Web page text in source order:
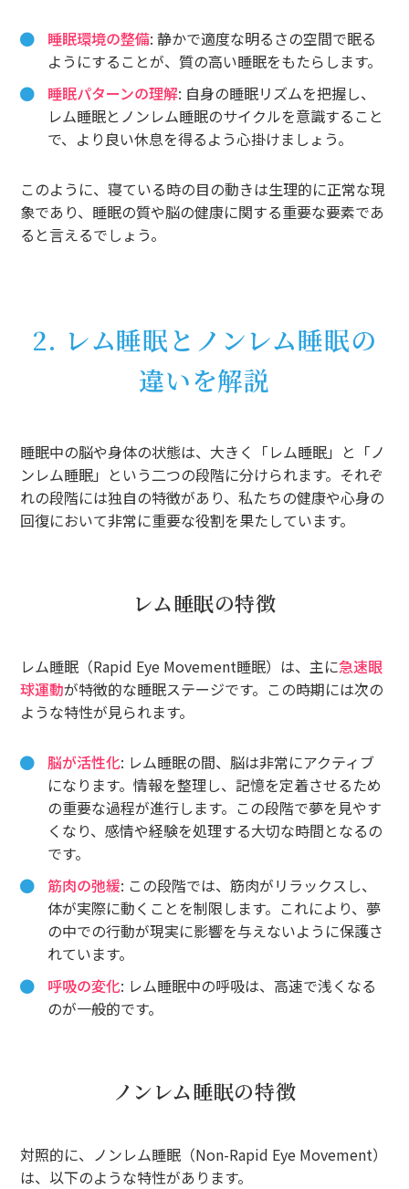
睡眠環境の整備: 静かで適度な明るさの空間で眠る
ようにすることが、質の高い睡眠をもたらします。
睡眠パターンの理解: 自身の睡眠リズムを把握し、
レム睡眠とノンレム睡眠のサイクルを意識すること
で、より良い休息を得るよう心掛けましょう。
このように、寝ている時の目の動きは生理的に正常な現
象であり、睡眠の質や脳の健康に関する重要な要素であ
ると言えるでしょう。
2. レム睡眠とノンレム睡眠の
違いを解説
睡眠中の脳や身体の状態は、大きく「レム睡眠」と「ノ
ンレム睡眠」という二つの段階に分けられます。それぞ
れの段階には独自の特徴があり、私たちの健康や心身の
回復において非常に重要な役割を果たしています。
レム睡眠の特徴
レム睡眠（Rapid Eye Movement睡眠）は、主に急速眼
球運動が特徴的な睡眠ステージです。この時期には次の
ような特性が見られます。
脳が活性化: レム睡眠の間、脳は非常にアクティブ
になります。情報を整理し、記憶を定着させるため
の重要な過程が進行します。この段階で夢を見やす
くなり、感情や経験を処理する大切な時間となるの
です。
筋肉の弛緩: この段階では、筋肉がリラックスし、
体が実際に動くことを制限します。これにより、夢
の中での行動が現実に影響を与えないように保護さ
れています。
呼吸の変化: レム睡眠中の呼吸は、高速で浅くなる
のが一般的です。
ノンレム睡眠の特徴
対照的に、ノンレム睡眠（Non-Rapid Eye Movement）
は、以下のような特性があります。